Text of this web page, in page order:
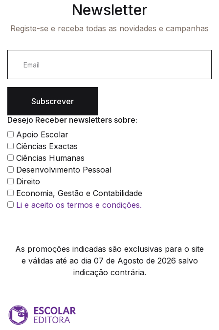
Newsletter
Registe-se e receba todas as novidades e campanhas
Subscrever
Desejo Receber newsletters sobre:
Apoio Escolar
Ciências Exactas
Ciências Humanas
Desenvolvimento Pessoal
Direito
Economia, Gestão e Contabilidade
Li e aceito os termos e condições.
As promoções indicadas são exclusivas para o site
e válidas até ao dia 07 de Agosto de 2026 salvo
indicação contrária.